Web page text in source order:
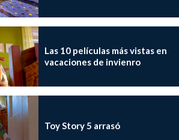
Las 10 películas más vistas en
vacaciones de invienro
Toy Story 5 arrasó